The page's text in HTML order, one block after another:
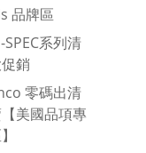
品牌區
SPEC系列清
銷
零碼出清
美國品項專